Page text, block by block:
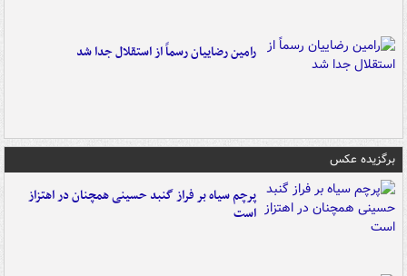
رامین رضاییان رسماً از استقلال جدا شد
برگزیده عکس
پرچم سیاه بر فراز گنبد حسینی همچنان در اهتزاز
است